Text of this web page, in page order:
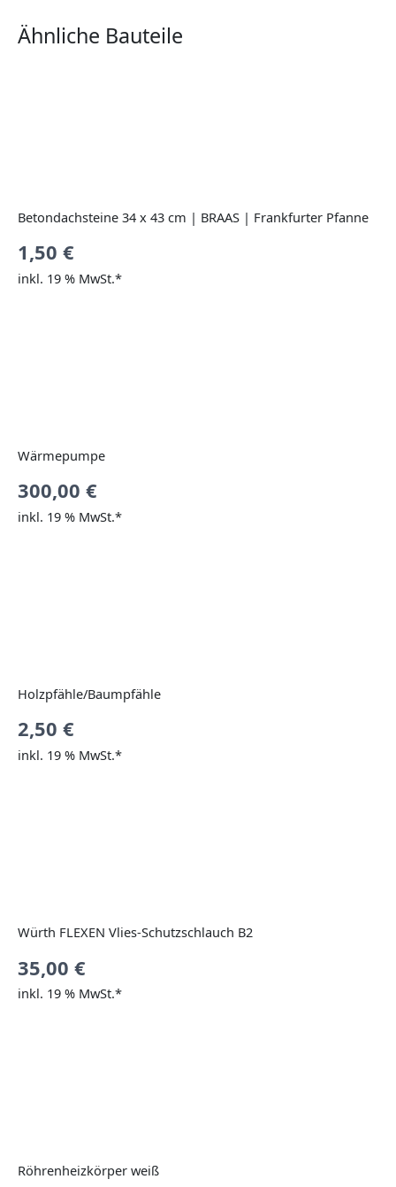
Ähnliche Bauteile
Betondachsteine 34 x 43 cm | BRAAS | Frankfurter Pfanne
1,50 €
inkl. 19 % MwSt.*
Wärmepumpe
300,00 €
inkl. 19 % MwSt.*
Holzpfähle/Baumpfähle
2,50 €
inkl. 19 % MwSt.*
Würth FLEXEN Vlies-Schutzschlauch B2
35,00 €
inkl. 19 % MwSt.*
Röhrenheizkörper weiß